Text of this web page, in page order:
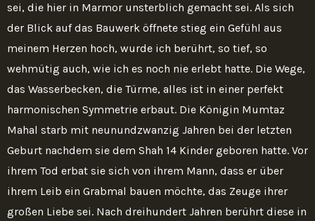
sei, die hier in Marmor unsterblich gemacht sei. Als sich
der Blick auf das Bauwerk öffnete stieg ein Gefühl aus
meinem Herzen hoch, wurde ich berührt, so tief, so
wehmütig auch, wie ich es noch nie erlebt hatte. Die Wege,
das Wasserbecken, die Türme, alles ist in einer perfekt
harmonischen Symmetrie erbaut. Die Königin Mumtaz
Mahal starb mit neunundzwanzig Jahren bei der letzten
Geburt nachdem sie dem Shah 14 Kinder geboren hatte. Vor
ihrem Tod erbat sie sich von ihrem Mann, dass er über
ihrem Leib ein Grabmal bauen möchte, das Zeuge ihrer
großen Liebe sei. Nach dreihundert Jahren berührt diese in